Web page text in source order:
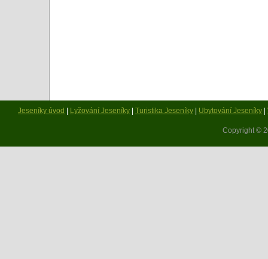
Jeseníky úvod Lyžování Jeseníky Turistika Jeseníky Ubytování Jeseníky
Copyright ©